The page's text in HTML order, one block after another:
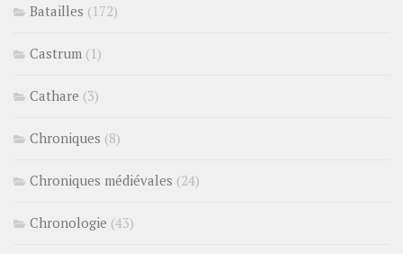
Batailles (172)
Castrum (1)
Cathare (3)
Chroniques (8)
Chroniques médiévales (24)
Chronologie (43)